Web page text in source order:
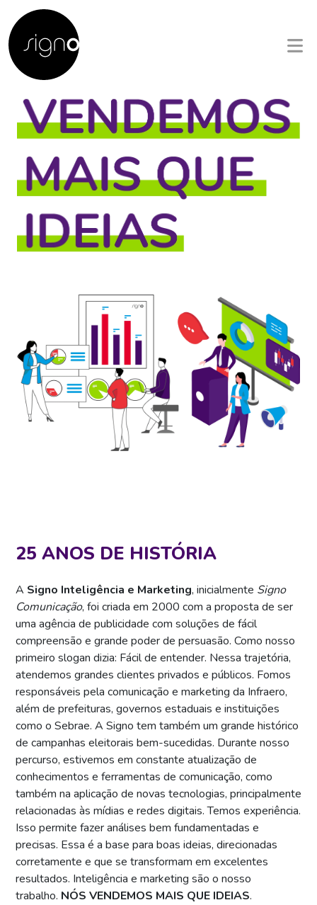
25 ANOS DE HISTÓRIA
A Signo Inteligência e Marketing, inicialmente Signo
Comunicação, foi criada em 2000 com a proposta de ser
uma agência de publicidade com soluções de fácil
compreensão e grande poder de persuasão. Como nosso
primeiro slogan dizia: Fácil de entender. Nessa trajetória,
atendemos grandes clientes privados e públicos. Fomos
responsáveis pela comunicação e marketing da Infraero,
além de prefeituras, governos estaduais e instituições
como o Sebrae. A Signo tem também um grande histórico
de campanhas eleitorais bem-sucedidas. Durante nosso
percurso, estivemos em constante atualização de
conhecimentos e ferramentas de comunicação, como
também na aplicação de novas tecnologias, principalmente
relacionadas às mídias e redes digitais. Temos experiência.
Isso permite fazer análises bem fundamentadas e
precisas. Essa é a base para boas ideias, direcionadas
corretamente e que se transformam em excelentes
resultados. Inteligência e marketing são o nosso
trabalho. NÓS VENDEMOS MAIS QUE IDEIAS.